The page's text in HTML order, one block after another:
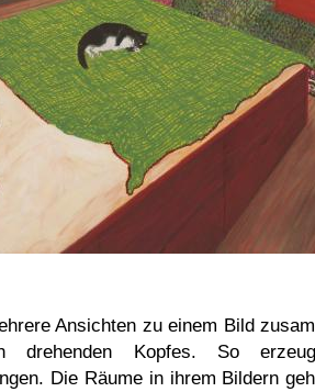
Ansichten zu einem Bild
drehenden Kopfes. So
Die Räume in ihrem Bildern